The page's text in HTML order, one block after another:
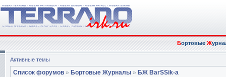
БортовыеЖ
Активные темы
Список форумов » Бортовые Журналы » БЖ BarSSik-а